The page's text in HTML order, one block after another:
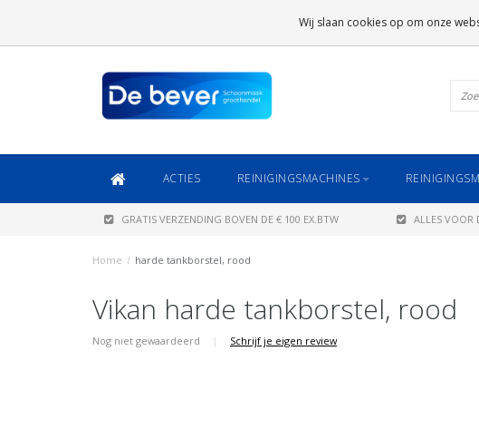
ACTIES REINIGINGSMACHINES
GRATIS VERZENDING BOVEN DE € 100 EX.BTW ALLES VOOR
Home / harde tankborstel, rood
Vikan harde tankborstel, rood
Nog niet gewaardeerd | Schrijf je eigen review
Wij slaan cookies op om onze